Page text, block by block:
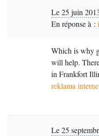
Le 25 juin
En réponse à :
Which is why
will help.
in Frankfort
reklama
Le 25